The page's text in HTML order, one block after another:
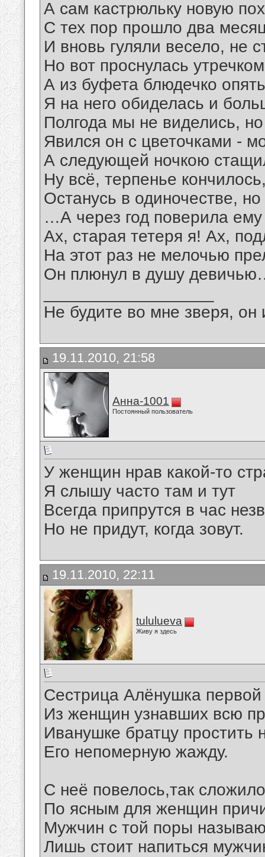
А сам кастрюльку новую
С тех пор прошло два
И вновь гуляли весело, не
Но вот проснулась
А из буфета блюдечко
Я на него обиделась и
Полгода мы не виделись,
Явился он с цветочками -
А следующей ночкою
Ну всё, терпенье
Останусь в одиночестве,
…А через год поверила
Ах, старая тетеря я! Ах,
На этот раз не мелочью
Он плюнул в душу
Не будите во мне зверя, он
19.11.2010, 21:58
Анна-1001
Постоянный пользователь
У женщин нрав какой-то
Я слышу часто там и тут
Всегда припрутся в час
Но не придут, когда зовут.
19.11.2010, 22:11
tululueva
Живу я здесь
Сестрица Алёнушка
Из женщин узнавших всю
Иванушке братцу простить
Его непомерную жажду.
С неё повелось,так
По ясным для женщин
Мужчин с той поры
Лишь стоит напиться